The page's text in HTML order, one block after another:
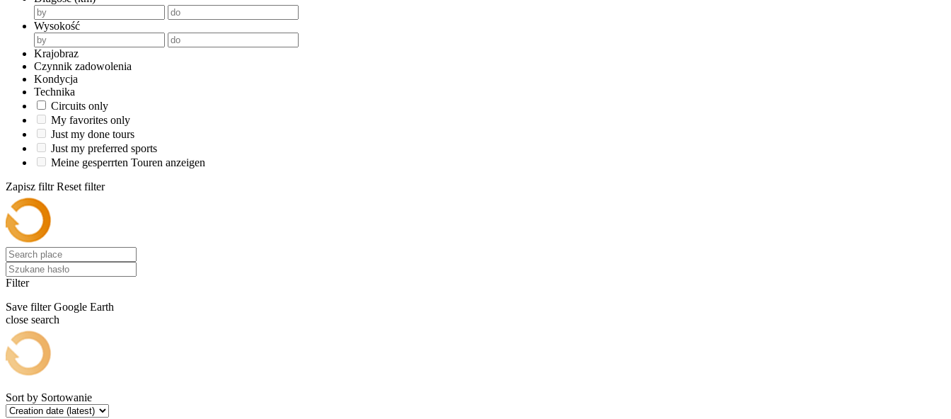
Wysokość
Krajobraz
Czynnik zadowolenia
Kondycja
Technika
Circuits only
My favorites only
Just my done tours
Just my preferred sports
Meine gesperrten Touren anzeigen
Zapisz filtr Reset filter
Filter
Save filter Google Earth
close search
Sort by Sortowanie